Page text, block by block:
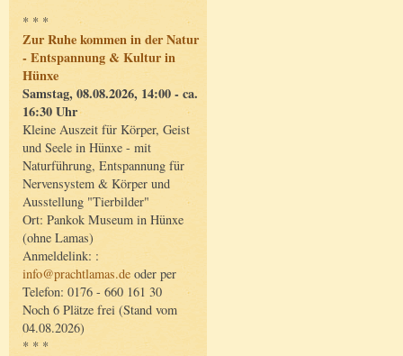
* * *
Zur Ruhe kommen in der Natur
- Entspannung & Kultur in
Hünxe
Samstag, 08.08.2026, 14:00 - ca.
16:30 Uhr
Kleine Auszeit für Körper, Geist
und Seele in Hünxe - mit
Naturführung, Entspannung für
Nervensystem & Körper und
Ausstellung "Tierbilder"
Ort: Pankok Museum in Hünxe
(ohne Lamas)
Anmeldelink: :
info@prachtlamas.de oder per
Telefon: 0176 - 660 161 30
Noch 6 Plätze frei (Stand vom
04.08.2026)
* * *